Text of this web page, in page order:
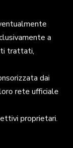
a
trattati,
dai
rete ufficiale
proprietari.